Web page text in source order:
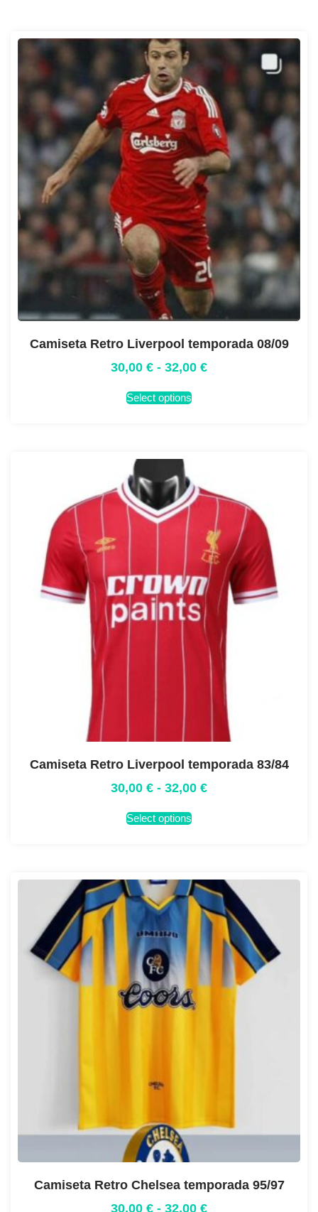
Camiseta Retro Liverpool temporada 08/09
30,00 € - 32,00 €
Select options
Camiseta Retro Liverpool temporada 83/84
30,00 € - 32,00 €
Select options
Camiseta Retro Chelsea temporada 95/97
30,00 € - 32,00 €